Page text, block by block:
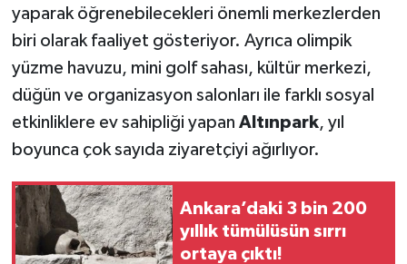
yaparak öğrenebilecekleri önemli merkezlerden
biri olarak faaliyet gösteriyor. Ayrıca olimpik
yüzme havuzu, mini golf sahası, kültür merkezi,
düğün ve organizasyon salonları ile farklı sosyal
etkinliklere ev sahipliği yapan Altınpark, yıl
boyunca çok sayıda ziyaretçiyi ağırlıyor.
Ankara’daki 3 bin 200
yıllık tümülüsün sırrı
ortaya çıktı!